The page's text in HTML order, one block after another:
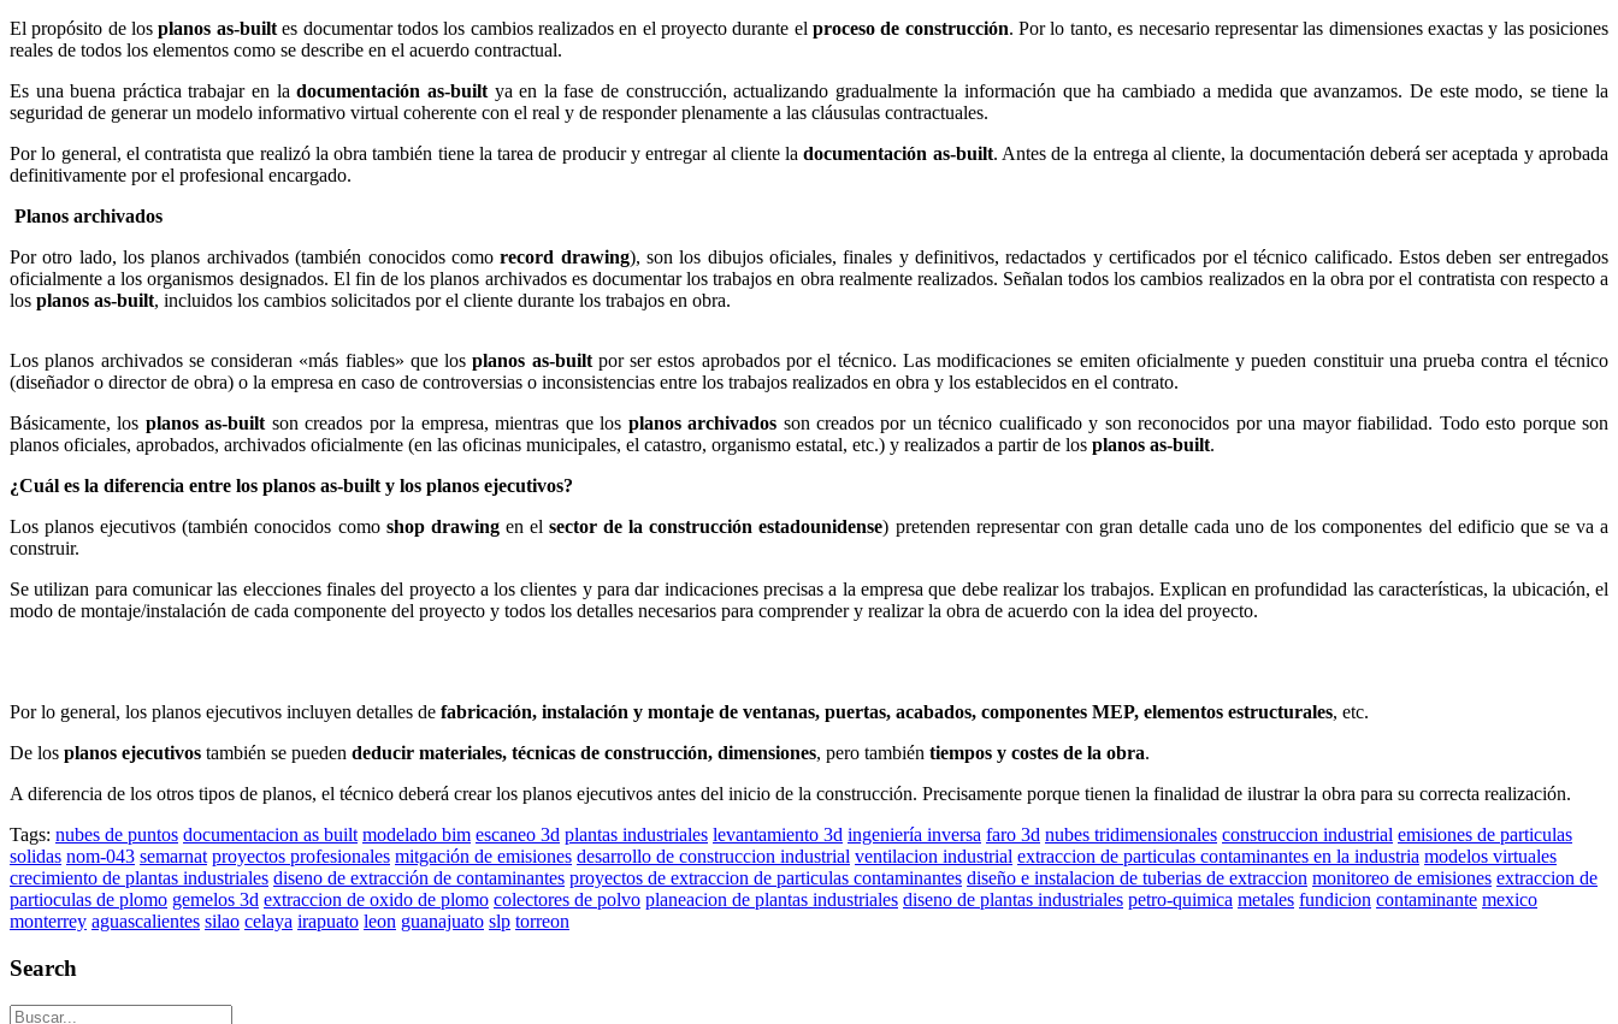
El propósito de los planos as-builtes documentar todos los cambios realizados en el proyecto durante elproceso de construcción. Por lo tanto, es necesario representar las dimensiones exactas y las posiciones
reales de todos los elementos como se describe en el acuerdo contractual.
Es una buena práctica trabajar en ladocumentación as-builtya en la fase de construcción, actualizando gradualmente la información que ha cambiado a medida que avanzamos. De este modo, se tiene la
seguridad de generar un modelo informativo virtual coherente con el real y de responder plenamente a las cláusulas contractuales.
Por lo general, el contratista que realizó la obra también tiene la tarea de producir y entregar al cliente ladocumentación as-built. Antes de la entrega al cliente, la documentación deberá ser aceptada y aprobada
definitivamente por el profesional encargado.
Planos archivados
Por otro lado, los planos archivados (también conocidos comorecord drawing), son los dibujos oficiales, finales y definitivos, redactados y certificados por el técnico calificado. Estos deben ser entregados
oficialmente a los organismos designados. El fin de los planos archivados es documentar los trabajos en obra realmente realizados. Señalan todos los cambios realizados en la obra por el contratista con respecto a
los planos as-built, incluidos los cambios solicitados por el cliente durante los trabajos en obra.
Los planos archivados se consideran «más fiables» que losplanos as-builtpor ser estos aprobados por el técnico. Las modificaciones se emiten oficialmente y pueden constituir una prueba contra el técnico
(diseñador o director de obra) o la empresa en caso de controversias o inconsistencias entre los trabajos realizados en obra y los establecidos en el contrato.
Básicamente, los planos as-built son creados por la empresa, mientras que los planos archivados son creados por un técnico cualificado y son reconocidos por una mayor fiabilidad. Todo esto porque son
planos oficiales, aprobados, archivados oficialmente (en las oficinas municipales, el catastro, organismo estatal, etc.) y realizados a partir de los planos as-built.
¿Cuál es la diferencia entre los planos as-built y los planos ejecutivos?
Los planos ejecutivos (también conocidos como shop drawingen elsector de la construcción estadounidense) pretenden representar con gran detalle cada uno de los componentes del edificio que se va a
construir.
Se utilizan para comunicar las elecciones finales del proyecto a los clientes y para dar indicaciones precisas a la empresa que debe realizar los trabajos. Explican en profundidad las características, la ubicación, el
modo de montaje/instalación de cada componente del proyecto y todos los detalles necesarios para comprender y realizar la obra de acuerdo con la idea del proyecto.
Por lo general, los planos ejecutivos incluyen detalles de fabricación, instalación y montaje de ventanas, puertas, acabados, componentes MEP, elementos estructurales, etc.
De los planos ejecutivos también se pueden deducir materiales, técnicas de construcción, dimensiones, pero también tiempos y costes de la obra.
A diferencia de los otros tipos de planos, el técnico deberá crear los planos ejecutivos antes del inicio de la construcción. Precisamente porque tienen la finalidad de ilustrar la obra para su correcta realización.
Tags: nubes de puntos documentacion as built modelado bim escaneo 3d plantas industriales levantamiento 3d ingeniería inversa faro 3d nubes tridimensionales construccion industrial emisiones de particulas
solidas nom-043 semarnat proyectos profesionales mitgación de emisiones desarrollo de construccion industrial ventilacion industrial extraccion de particulas contaminantes en la industria modelos virtuales
crecimiento de plantas industriales diseno de extracción de contaminantes proyectos de extraccion de particulas contaminantes diseño e instalacion de tuberias de extraccion monitoreo de emisiones extraccion de
partioculas de plomo gemelos 3d extraccion de oxido de plomo colectores de polvo planeacion de plantas industriales diseno de plantas industriales petro-quimica metales fundicion contaminante mexico
monterrey aguascalientes silao celaya irapuato leon guanajuato slp torreon
Search